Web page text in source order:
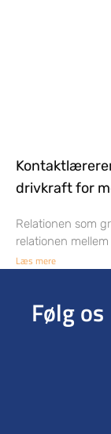
drivkraft for
Relationen som
relationen
Læs mere
Følg os